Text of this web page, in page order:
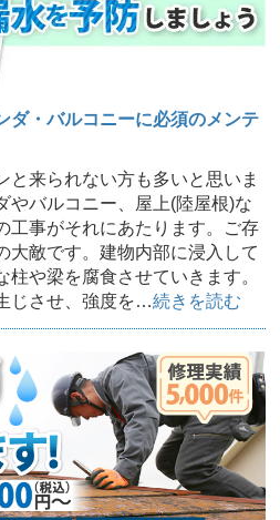
ダ・バルコニーに必須のメンテ
来られない方も多いと思いま
やバルコニー、屋上(陸屋根)な
工事がそれにあたります。ご存
大敵です。建物内部に浸入して
柱や梁を腐食させていきます。
じさせ、強度を…続きを読む